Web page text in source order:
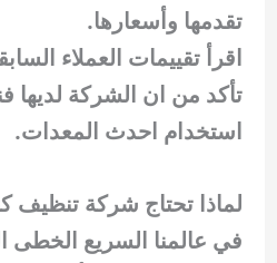
تقدمها وأسعارها.
اقرأ تقييمات العملاء
تأكد من ان الشركة لديها
استخدام احدث المعدات.
لماذا تحتاج شركة تنظيف
في عالمنا السريع الخطى